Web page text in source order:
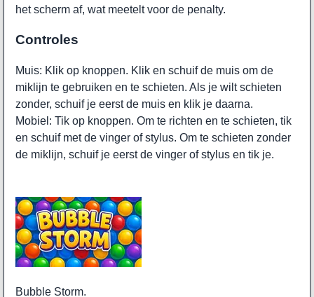
het scherm af, wat meetelt voor de penalty.
Controles
Muis: Klik op knoppen. Klik en schuif de muis om de
miklijn te gebruiken en te schieten. Als je wilt schieten
zonder, schuif je eerst de muis en klik je daarna.
Mobiel: Tik op knoppen. Om te richten en te schieten, tik
en schuif met de vinger of stylus. Om te schieten zonder
de miklijn, schuif je eerst de vinger of stylus en tik je.
Bubble Storm.